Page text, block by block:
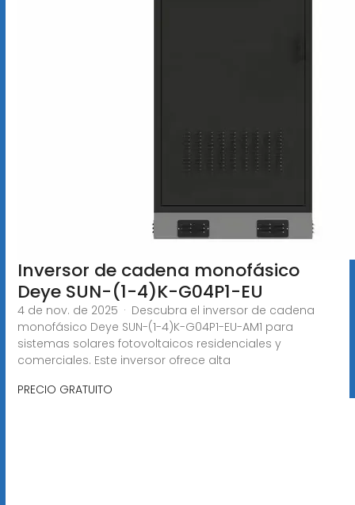
Inversor de cadena monofásico
Deye SUN-(1-4)K-G04P1-EU
4 de nov. de 2025 · Descubra el inversor de cadena
monofásico Deye SUN-(1-4)K-G04P1-EU-AM1 para
sistemas solares fotovoltaicos residenciales y
comerciales. Este inversor ofrece alta
PRECIO GRATUITO